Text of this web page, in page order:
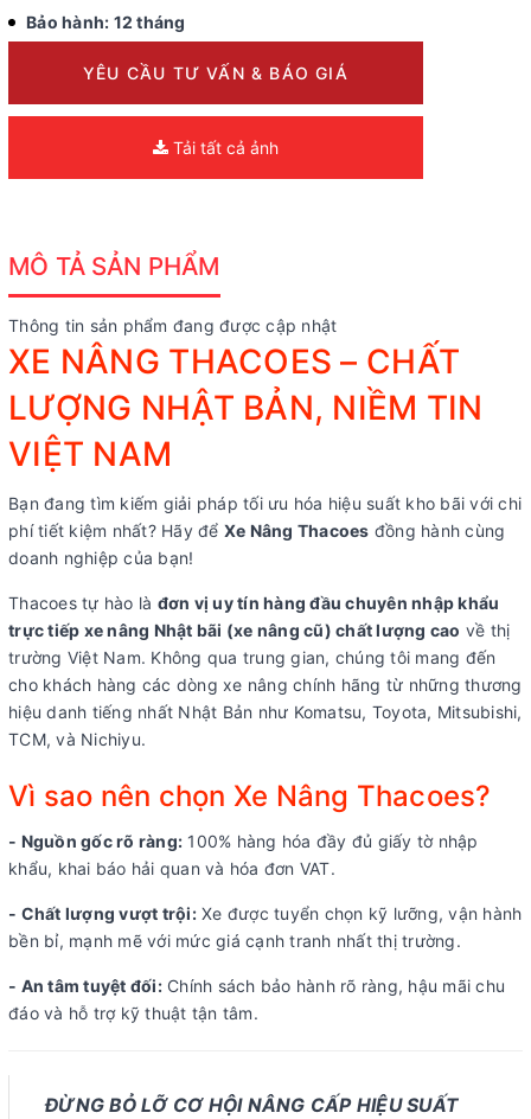
Bảo hành: 12 tháng
YÊU CẦU TƯ VẤN & BÁO GIÁ
Tải tất cả ảnh
MÔ TẢ SẢN PHẨM
Thông tin sản phẩm đang được cập nhật
XE NÂNG THACOES – CHẤT
LƯỢNG NHẬT BẢN, NIỀM TIN
VIỆT NAM
Bạn đang tìm kiếm giải pháp tối ưu hóa hiệu suất kho bãi với chi
phí tiết kiệm nhất? Hãy để Xe Nâng Thacoes đồng hành cùng
doanh nghiệp của bạn!
Thacoes tự hào là đơn vị uy tín hàng đầu chuyên nhập khẩu
trực tiếp xe nâng Nhật bãi (xe nâng cũ) chất lượng cao về thị
trường Việt Nam. Không qua trung gian, chúng tôi mang đến
cho khách hàng các dòng xe nâng chính hãng từ những thương
hiệu danh tiếng nhất Nhật Bản như Komatsu, Toyota, Mitsubishi,
TCM, và Nichiyu.
Vì sao nên chọn Xe Nâng Thacoes?
- Nguồn gốc rõ ràng: 100% hàng hóa đầy đủ giấy tờ nhập
khẩu, khai báo hải quan và hóa đơn VAT.
- Chất lượng vượt trội:Xe được tuyển chọn kỹ lưỡng, vận hành
bền bỉ, mạnh mẽ với mức giá cạnh tranh nhất thị trường.
- An tâm tuyệt đối:Chính sách bảo hành rõ ràng, hậu mãi chu
đáo và hỗ trợ kỹ thuật tận tâm.
ĐỪNG BỎ LỠ CƠ HỘI NÂNG CẤP HIỆU SUẤT